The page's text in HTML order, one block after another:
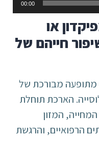
00:00
או
חייהם של
מתופעה מבורכת של
הארכת תוחלת
המזון
הרפואיים, והרגשת